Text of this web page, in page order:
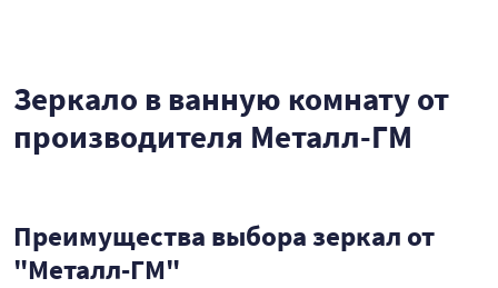
Зеркало в ванную комнату от
производителя Металл-ГМ
Преимущества выбора зеркал от
"Металл-ГМ"